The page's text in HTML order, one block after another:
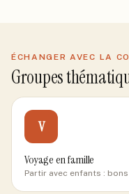
ÉCHANGER AVEC LA
Groupes
V
Voyage en famille
Partir avec enfants :